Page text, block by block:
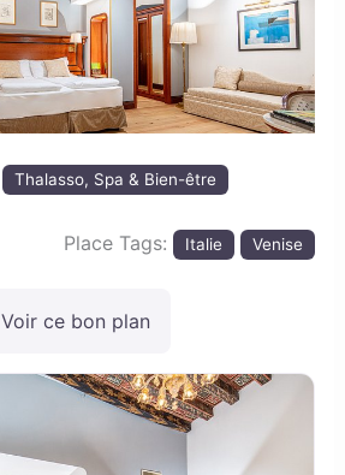
Next
Thalasso, Spa & Bien-être
Place Tags: Italie Venise
Voir ce bon plan